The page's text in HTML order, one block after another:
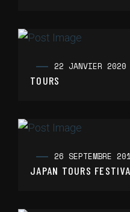
22 JANVIER 2020
TOURS
26 SEPTEMBRE
JAPAN TOURS